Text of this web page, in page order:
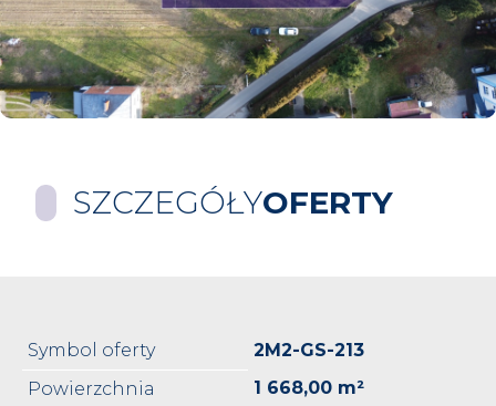
SZCZEGÓŁYOFERTY
Symbol oferty
2M2-GS-213
Powierzchnia
1 668,00 m²